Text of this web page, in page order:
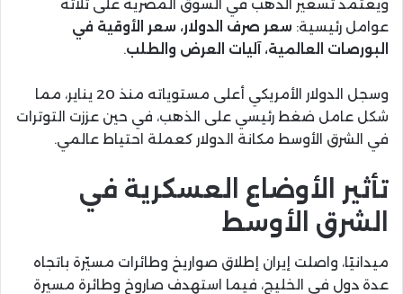
ويعتمد تسعير الذهب في السوق المصرية على ثلاثة
عوامل رئيسية: سعر صرف الدولار، سعر الأوقية في
البورصات العالمية، آليات العرض والطلب.
وسجل الدولار الأمريكي أعلى مستوياته منذ 20 يناير، مما
شكل عامل ضغط رئيسي على الذهب، في حين عززت التوترات
في الشرق الأوسط مكانة الدولار كعملة احتياط عالمي.
تأثير الأوضاع العسكرية في
الشرق الأوسط
ميدانيًا، واصلت إيران إطلاق صواريخ وطائرات مسيّرة باتجاه
عدة دول في الخليج، فيما استهدف صاروخ وطائرة مسيرة